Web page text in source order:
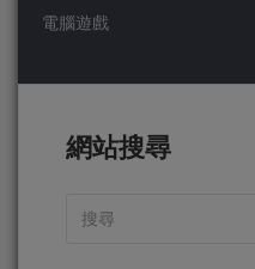
電腦遊戲
網站搜尋